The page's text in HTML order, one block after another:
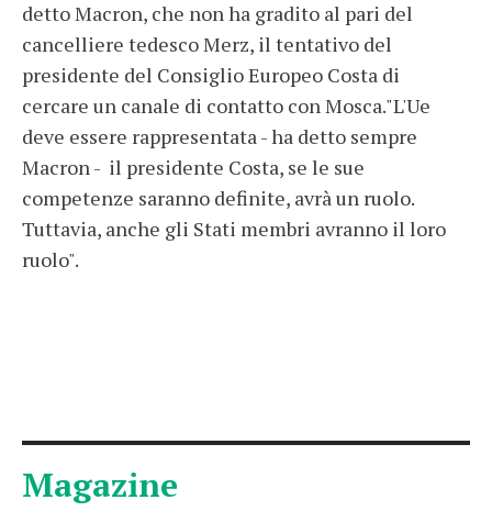
detto Macron, che non ha gradito al pari del
cancelliere tedesco Merz, il tentativo del
presidente del Consiglio Europeo Costa di
cercare un canale di contatto con Mosca."L'Ue
deve essere rappresentata - ha detto sempre
Macron - il presidente Costa, se le sue
competenze saranno definite, avrà un ruolo.
Tuttavia, anche gli Stati membri avranno il loro
ruolo".
Magazine